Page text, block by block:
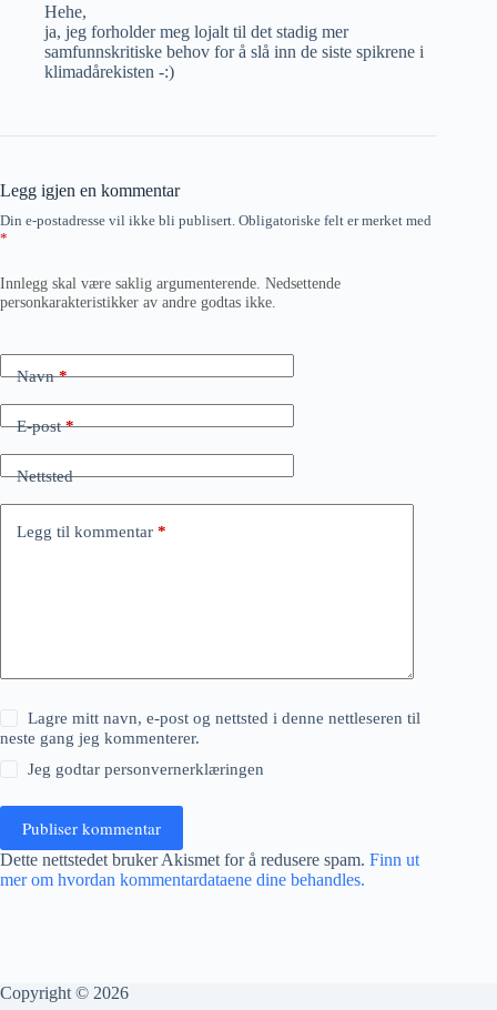
Hehe,
ja, jeg forholder meg lojalt til det stadig mer
samfunnskritiske behov for å slå inn de siste spikrene i
klimadårekisten -:)
Legg igjen en kommentar
Din e-postadresse vil ikke bli publisert. Obligatoriske felt er merket med
*
Innlegg skal være saklig argumenterende. Nedsettende
personkarakteristikker av andre godtas ikke.
Navn*
E-post*
Nettsted
Legg til kommentar *
Lagre mitt navn, e-post og nettsted i denne nettleseren til
neste gang jeg kommenterer.
Jeg godtarpersonvernerklæringen
Publiser kommentar
Dette nettstedet bruker Akismet for å redusere spam. Finn ut
mer om hvordan kommentardataene dine behandles.
Copyright © 2026